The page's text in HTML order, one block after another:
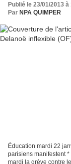
Publié le 23/01/2013 à
Par NPA QUIMPER
Éducation mardi 22
parisiens manifestent
mardi la grève contre